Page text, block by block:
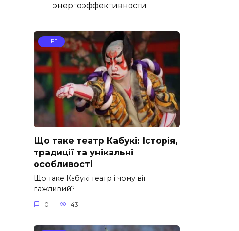
энергоэффективности
LIFE
Що таке театр Кабукі: Історія,
традиції та унікальні
особливості
Що таке Кабукі театр і чому він
важливий?
0 43